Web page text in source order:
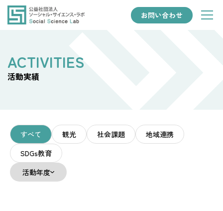
お問い合わせ
活動実績
すべて 観光 社会課題
地域連携
SDGs教育
活動年度